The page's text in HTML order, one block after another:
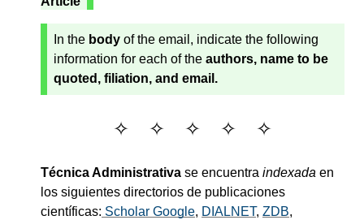
In the body of the email, indicate the following
information for each of the authors, name to be
quoted, filiation, and email.
Técnica Administrativa se encuentra indexada en
los siguientes directorios de publicaciones
científicas: Scholar Google, DIALNET, ZDB,